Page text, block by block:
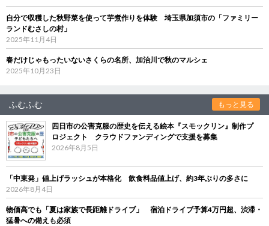
自分で収穫した秋野菜を使って芋煮作りを体験 埼玉県加須市の「ファミリー
ランドむさしの村」
2025年11月4日
春だけじゃもったいないさくらの名所、加治川で秋のマルシェ
2025年10月23日
ふむふむ もっと見る
四日市の公害克服の歴史を伝える絵本『スモックリン』制作プ
ロジェクト クラウドファンディングで支援を募集
2026年8月5日
「中東発」値上げラッシュが本格化 飲食料品値上げ、約3年ぶりの多さに
2026年8月4日
物価高でも「夏は家族で長距離ドライブ」 宿泊ドライブ予算4万円超、渋滞・
猛暑への備えも必須